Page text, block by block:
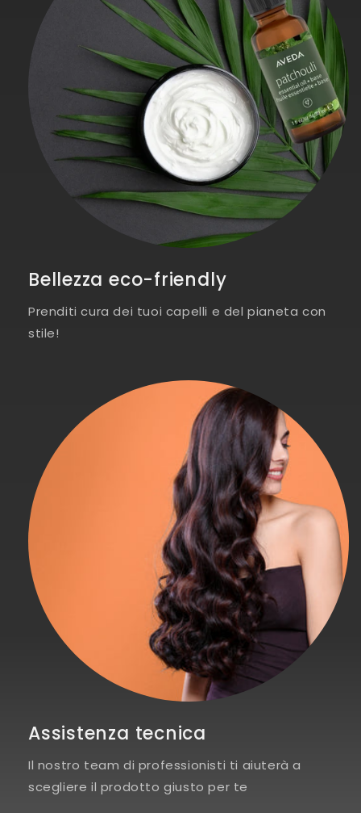
Bellezza eco-friendly
Prenditi cura dei tuoi capelli e del pianeta con
stile!
Assistenza tecnica
Il nostro team di professionisti ti aiuterà a
scegliere il prodotto giusto per te